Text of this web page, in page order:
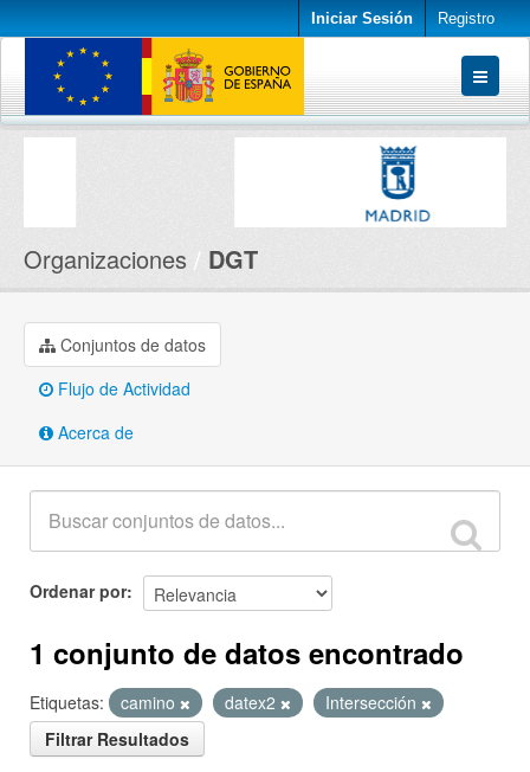
Iniciar Sesión Registro
Conjuntos de datos
Organizaciones DGT
Conjuntos de datos
Flujo de Actividad
Acerca de
Ordenar por
1 conjunto de datos encontrado
Etiquetas: camino datex2
Intersección
Filtrar Resultados